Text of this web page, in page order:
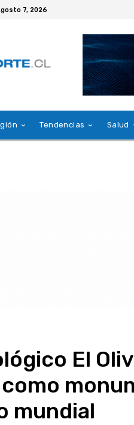
7, 2026
Tendencias Salud
El
mundial